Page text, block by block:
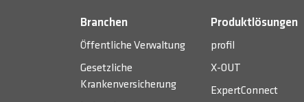
Branchen
Öffentliche Verwaltung
Gesetzliche
Krankenversicherung
Produktlösungen
profil
X-OUT
ExpertConnect